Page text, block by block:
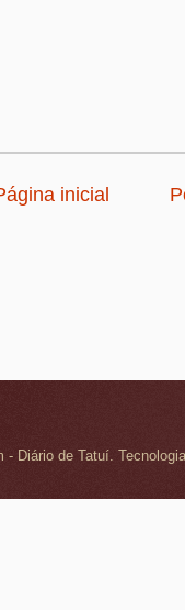
inicial
- Diário de Tatuí.